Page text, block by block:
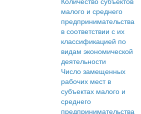
малого и среднего
предпринимательства
в соответствии с их
классификацией по
видам экономической
деятельности
Число замещенных
рабочих мест в
субъектах малого и
среднего
предпринимательства